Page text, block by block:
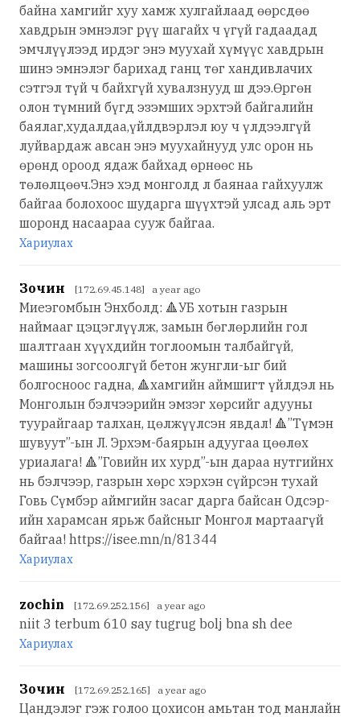
байна хамгийг хуу хамж хулгайлаад өөрсдөө
хавдрын эмнэлэг рүү шагайх ч үгүй гадаадад
эмчлүүлээд ирдэг энэ муухай хүмүүс хавдрын
шинэ эмнэлэг барихад ганц төг хандивлачих
сэтгэл түй ч байхгүй хувалзнууд ш дээ.Өргөн
олон түмний бүгд эзэмших эрхтэй байгалийн
баялаг,худалдаа,үйлдвэрлэл юу ч үлдээлгүй
луйвардаж авсан энэ муухайнууд улс орон нь
өрөнд ороод ядаж байхад өрнөөс нь
төлөлцөөч.Энэ хэд монголд л баянаа гайхуулж
байгаа болохоос шударга шүүхтэй улсад аль эрт
шоронд насаараа сууж байгаа.
Хариулах
Зочин [172.69.45.148] a year ago
Миеэгомбын Энхболд: 🔺УБ хотын газрын
наймааг цэцэглүүлж, замын бөглөрлийн гол
шалтгаан хүүхдийн тоглоомын талбайгүй,
машины зогсоолгүй бетон жунгли-ыг бий
болгосноос гадна, 🔺хамгийн аймшигт үйлдэл нь
Монголын бэлчээрийн эмзэг хөрсийг адууны
туурайгаар талхан, цөлжүүлсэн явдал! 🔺”Түмэн
шувуут”-ын Л. Эрхэм-баярын адуугаа цөөлөх
уриалага! 🔺”Говийн их хурд”-ын дараа нутгийнх
нь бэлчээр, газрын хөрс хэрхэн сүйрсэн тухай
Говь Сүмбэр аймгийн засаг дарга байсан Одсэр-
ийн харамсан ярьж байсныг Монгол мартаагүй
байгаа! https://isee.mn/n/81344
Хариулах
zochin [172.69.252.156] a year ago
niit 3 terbum 610 say tugrug bolj bna sh dee
Хариулах
Зочин [172.69.252.165] a year ago
Цандэлэг гэж голоо цохисон амьтан тод манлайн